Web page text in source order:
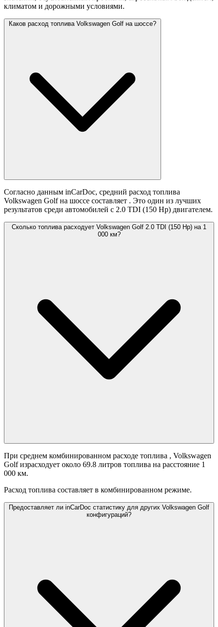
климатом и дорожными условиями.
Каков расход топлива Volkswagen Golf на шоссе?
Согласно данным inCarDoc, средний расход топлива
Volkswagen Golf на шоссе составляет . Это один из лучших
результатов среди автомобилей с 2.0 TDI (150 Hp) двигателем.
Сколько топлива расходует Volkswagen Golf 2.0 TDI (150 Hp) на 1
000 км?
При среднем комбинированном расходе топлива , Volkswagen
Golf израсходует около 69.8 литров топлива на расстояние 1
000 км.
Расход топлива составляет в комбинированном режиме.
Предоставляет ли inCarDoc статистику для других Volkswagen Golf
конфигураций?